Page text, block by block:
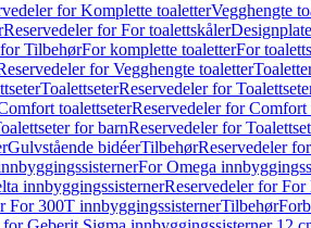
for Komplette toaletterVegghengte
Reservedeler for For toalettskåler
TilbehørFor komplette toaletterFor
for Vegghengte toaletter
ToalettseterReservedeler for
toalettseterReservedeler for Comfort
for barnReservedeler for
Gulvstående bidéerTilbehørReservedeler
For Omega
innbyggingssisternerReservedeler for
For 300T innbyggingssisternerTilbehør